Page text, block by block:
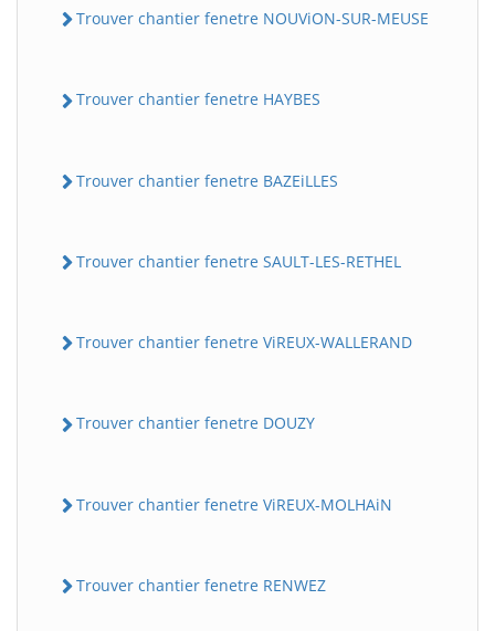
Trouver chantier fenetre NOUViON-SUR-MEUSE
Trouver chantier fenetre HAYBES
Trouver chantier fenetre BAZEiLLES
Trouver chantier fenetre SAULT-LES-RETHEL
Trouver chantier fenetre ViREUX-WALLERAND
Trouver chantier fenetre DOUZY
Trouver chantier fenetre ViREUX-MOLHAiN
Trouver chantier fenetre RENWEZ